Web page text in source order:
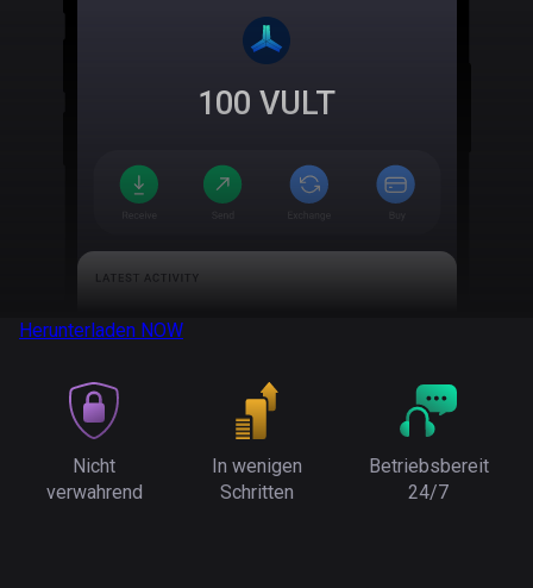
100 VULT
Herunterladen NOW
Nicht
verwahrend
In wenigen
Schritten
Betriebsbereit
24/7